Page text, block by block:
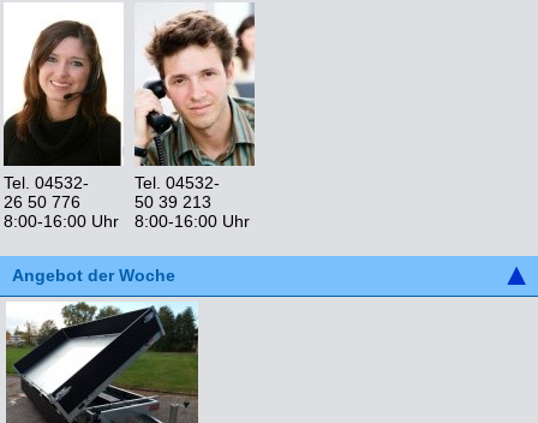
Tel. 04532-
26 50 776
8:00-16:00 Uhr
Tel. 04532-
50 39 213
8:00-16:00 Uhr
Angebot der Woche